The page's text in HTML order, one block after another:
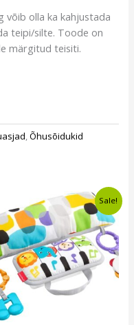
võib olla ka kahjustada
teipi/silte. Toode on
märgitud teisiti.
,Õhusõidukid
Sale!
Algne
hind
oli:
€22,99.
Current
price
is:
€16,99.